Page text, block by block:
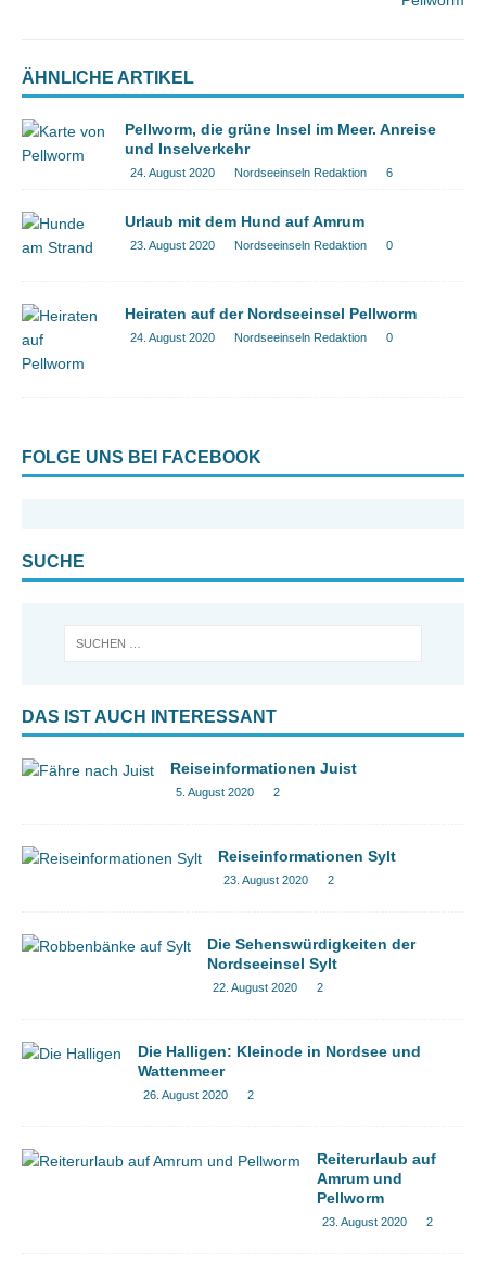
ÄHNLICHE ARTIKEL
Pellworm, die grüne Insel im Meer. Anreise
und Inselverkehr
24. August 2020 Nordseeinseln Redaktion 6
Urlaub mit dem Hund auf Amrum
23. August 2020 Nordseeinseln Redaktion 0
Heiraten auf der Nordseeinsel Pellworm
24. August 2020 Nordseeinseln Redaktion 0
FOLGE UNS BEI FACEBOOK
SUCHE
DAS IST AUCH INTERESSANT
Reiseinformationen Juist
5. August 2020 2
Reiseinformationen Sylt
23. August 2020 2
Die Sehenswürdigkeiten der
Nordseeinsel Sylt
22. August 2020 2
Die Halligen: Kleinode in Nordsee und
Wattenmeer
26. August 2020 2
Reiterurlaub auf
Amrum und
Pellworm
23. August 2020 2